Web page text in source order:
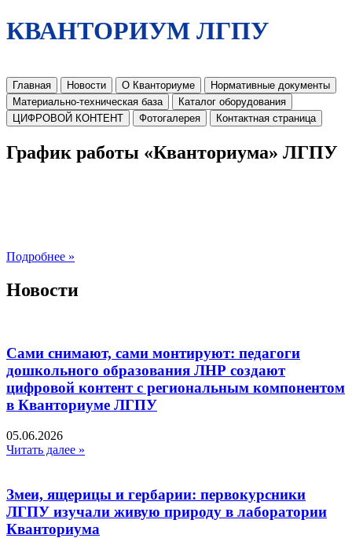
КВАНТОРИУМ ЛГПУ
Главная Новости О Кванториуме
Нормативные документы
Материально-техническая база
Каталог оборудования
ЦИФРОВОЙ КОНТЕНТ
Фотогалерея Контактная страница
График работы «Кванториума» ЛГПУ
Подробнее »
Новости
Сами снимают, сами монтируют: педагоги
дошкольного образования ЛНР создают
цифровой контент с региональным компонентом
в Кванториуме ЛГПУ​
05.06.2026
Читать далее »
Змеи, ящерицы и гербарии: первокурсники
ЛГПУ изучали живую природу в лаборатории
Кванториума